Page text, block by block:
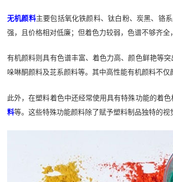
无机颜料主要包括氧化铁颜料、钛白粉、炭黑、铬
强，且价格相对低廉；但着色力较弱，色谱不够齐
有机颜料则具有色谱丰富、着色力高、颜色鲜艳等
哚啉酮颜料及苝系颜料等。其中高性能有机颜料不
此外，在塑料着色中还经常使用具有特殊功能的着
料等。这些特殊功能颜料除了赋予塑料制品独特的